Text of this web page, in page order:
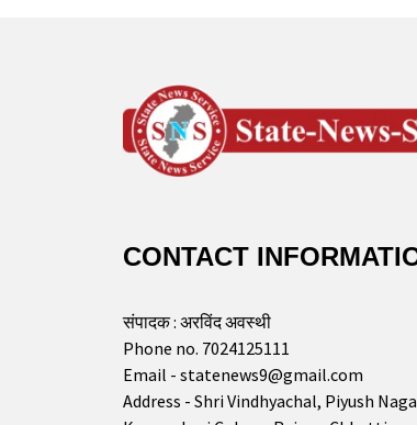
CONTACT
संपादक : अरविंद अवस्थी
Phone no. 7024125111
Email - statenews9@gmail.com
Address - Shri Vindhyachal, Piyush